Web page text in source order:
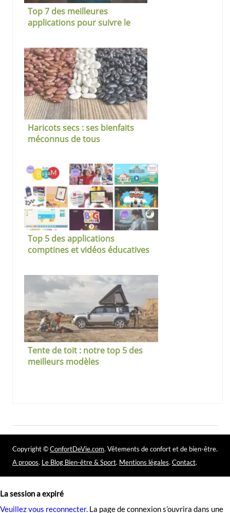
Top 7 des meilleures
applications pour suivre le
Haricots secs : ses bienfaits
méconnus de tous
Top 5 des applications
comptines et vidéos éducatives
Tente de toit : notre top 5 des
meilleurs modèles
Copyright ©ConfortDeVie.com. Vêtements de confort et de bien-être.
A propos. Le Blog Bien-être & Sport. Mentions légales. Contact.
La session a expiré
Veuillez vous reconnecter. La page de connexion s’ouvrira dans une